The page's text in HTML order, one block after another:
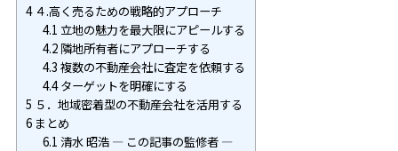
4４.高く売るための戦略的アプローチ
4.1 立地の魅力を最大限にアピールする
4.2 隣地所有者にアプローチする
4.3 複数の不動産会社に査定を依頼する
4.4ターゲットを明確にする
5 ５．地域密着型の不動産会社を活用する
6まとめ
6.1 清水 昭浩 ― この記事の監修者 ―